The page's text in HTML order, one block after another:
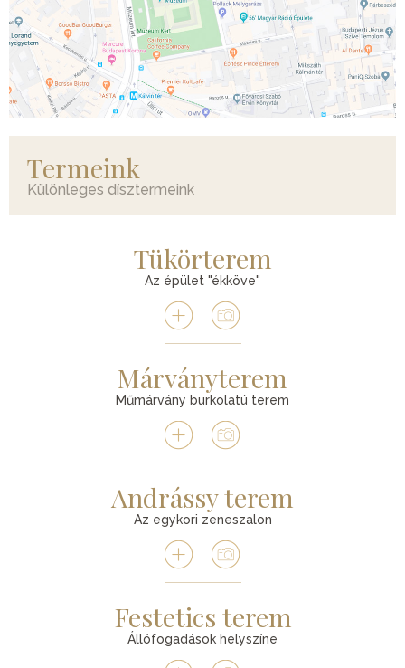
Termeink
Különleges dísztermeink
Tükörterem
Az épület "ékköve"
Márványterem
Műmárvány burkolatú terem
Andrássy terem
Az egykori zeneszalon
Festetics terem
Állófogadások helyszíne